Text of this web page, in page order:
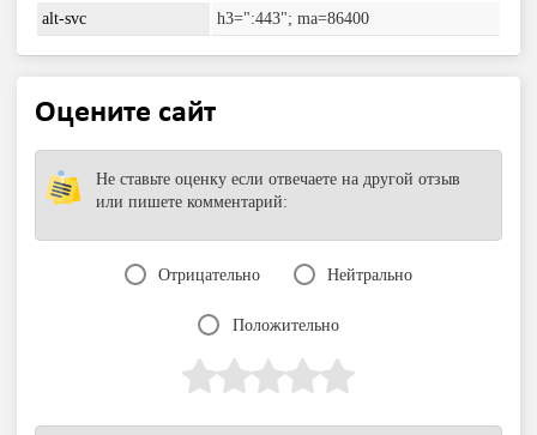
alt-svc
h3=":443"; ma=86400
Оцените сайт
Не ставьте оценку если отвечаете на другой отзыв
или пишете комментарий:
Отрицательно Нейтрально
Положительно